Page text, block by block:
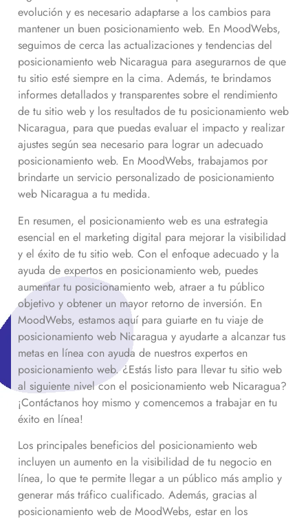
evolución y es necesario adaptarse a los cambios para
mantener un buen posicionamiento web. En MoodWebs,
seguimos de cerca las actualizaciones y tendencias del
posicionamiento web Nicaragua para asegurarnos de que
tu sitio esté siempre en la cima. Además, te brindamos
informes detallados y transparentes sobre el rendimiento
de tu sitio web y los resultados de tu posicionamiento web
Nicaragua, para que puedas evaluar el impacto y realizar
ajustes según sea necesario para lograr un adecuado
posicionamiento web. En MoodWebs, trabajamos por
brindarte un servicio personalizado de posicionamiento
web Nicaragua a tu medida.
En resumen, el posicionamiento web es una estrategia
esencial en el marketing digital para mejorar la visibilidad
y el éxito de tu sitio web. Con el enfoque adecuado y la
ayuda de expertos en posicionamiento web, puedes
aumentar tu posicionamiento web, atraer a tu público
objetivo y obtener un mayor retorno de inversión. En
MoodWebs, estamos aquí para guiarte en tu viaje de
posicionamiento web Nicaragua y ayudarte a alcanzar tus
metas en línea con ayuda de nuestros expertos en
posicionamiento web. ¿Estás listo para llevar tu sitio web
al siguiente nivel con el posicionamiento web Nicaragua?
¡Contáctanos hoy mismo y comencemos a trabajar en tu
éxito en línea!
Los principales beneficios del posicionamiento web
incluyen un aumento en la visibilidad de tu negocio en
línea, lo que te permite llegar a un público más amplio y
generar más tráfico cualificado. Además, gracias al
posicionamiento web de MoodWebs, estar en los